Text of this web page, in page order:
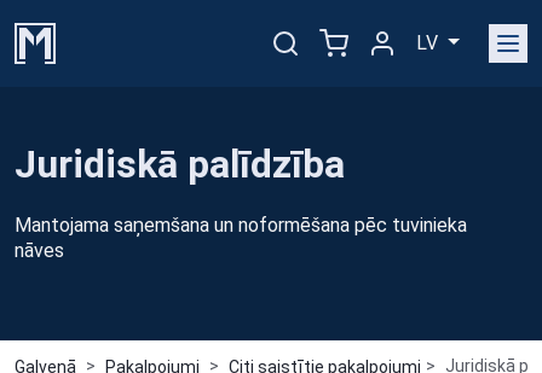
LV
Juridiskā palīdzība
Mantojama saņemšana un noformēšana pēc tuvinieka
nāves
Galvenā Pakalpojumi Citi saistītie pakalpojumi Juridiskā